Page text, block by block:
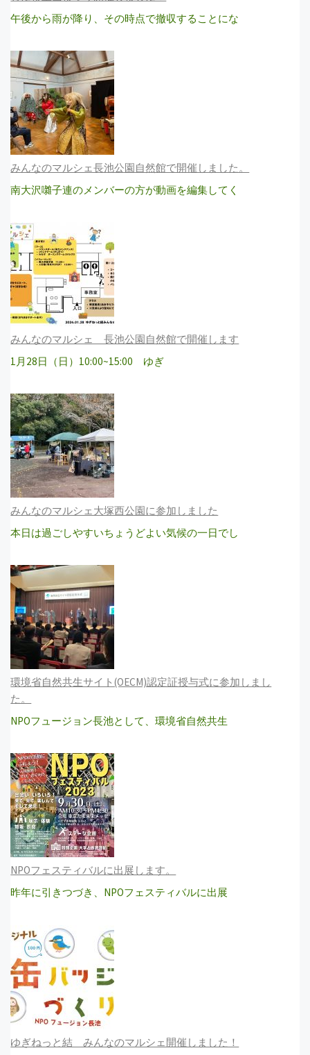
午後から雨が降り、その時点で撤収することにな
みんなのマルシェ長池公園自然館で開催しました。
南大沢囃子連のメンバーの方が動画を編集してく
みんなのマルシェ 長池公園自然館で開催します
1月28日（日）10:00~15:00 ゆぎ
みんなのマルシェ大塚西公園に参加しました
本日は過ごしやすいちょうどよい気候の一日でし
環境省自然共生サイト(OECM)認定証授与式に参加しまし
た。
NPOフュージョン長池として、環境省自然共生
NPOフェスティバルに出展します。
昨年に引きつづき、NPOフェスティバルに出展
ゆぎねっと結 みんなのマルシェ開催しました！